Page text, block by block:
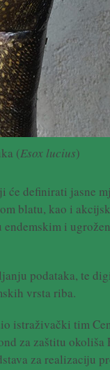
(Esox lucius)
definirati jasne
blatu, kao i
i
podataka, te
vrsta riba.
istraživački tim
za zaštitu okoliša
za realizaciju